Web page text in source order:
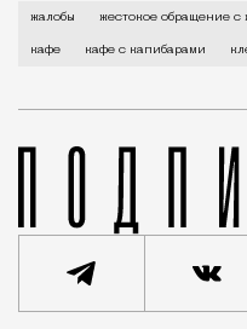
С момента открытия
жалобы жестокое обращение с
кафе кафе с капибарами